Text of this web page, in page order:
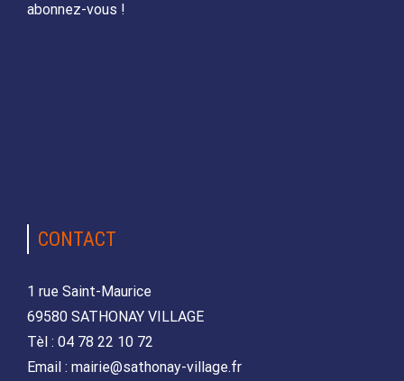
abonnez-vous !
CONTACT
1 rue Saint-Maurice
69580 SATHONAY VILLAGE
Tèl : 04 78 22 10 72
Email : mairie@sathonay-village.fr